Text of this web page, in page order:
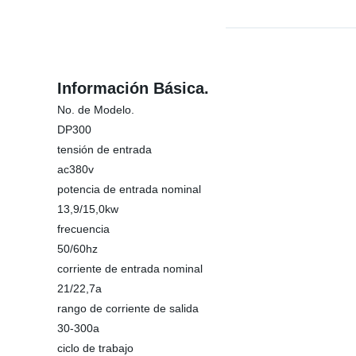
Información Básica.
No. de Modelo.
DP300
tensión de entrada
ac380v
potencia de entrada nominal
13,9/15,0kw
frecuencia
50/60hz
corriente de entrada nominal
21/22,7a
rango de corriente de salida
30-300a
ciclo de trabajo